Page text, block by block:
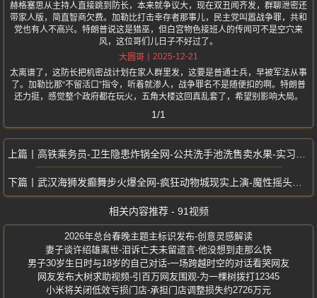
赫格塞思从主持人直接跳到防长，本来就争议大，现在双丑闻齐发，群聊泄密还
带家人版，简直智商欠费。加勒比打击幸存者那事儿，民主党叫嚣战争罪，共和
党也有人不高兴。特朗普说这是猎巫，但白宫物色接班人的传闻可不是空穴来
风，这位哥们儿日子不好过了。
大圆哥
2025-12-21
太离谱了，这防长把机密战计划在家人群里发，这要是普通士兵，早被军法从事
了。加勒比那“不留活口”指令，听着就渗人，战争罪名不是随便扣的啊。特朗普
还力挺，感觉整个政府都在玩火，五角大楼这回真乱套了，希望别影响大局。
1/1
高铁乘务员-卫生隐患炸锅全网-公共洗手池洗售卖水果-实习生操作引争议
武汉海狮发癫舞步火爆全网-疯狂动物城现实上演-魔性摇头扭身引爆热议
相关内容推荐 - 91视频
2026年总台春晚主题主标识发布-创意灵感解读
妻子谈许绍雄离世-泪诉亡夫未留遗言-他没想到走那么快
男子30岁生日时与18岁的自己对话-一场跨越时空的对话看哭网友
网友发布大树求助视频-引百万网友围观-为一棵树拨打12345
小米将关闭低效亏损门店-承担门店调整损失约2726万元